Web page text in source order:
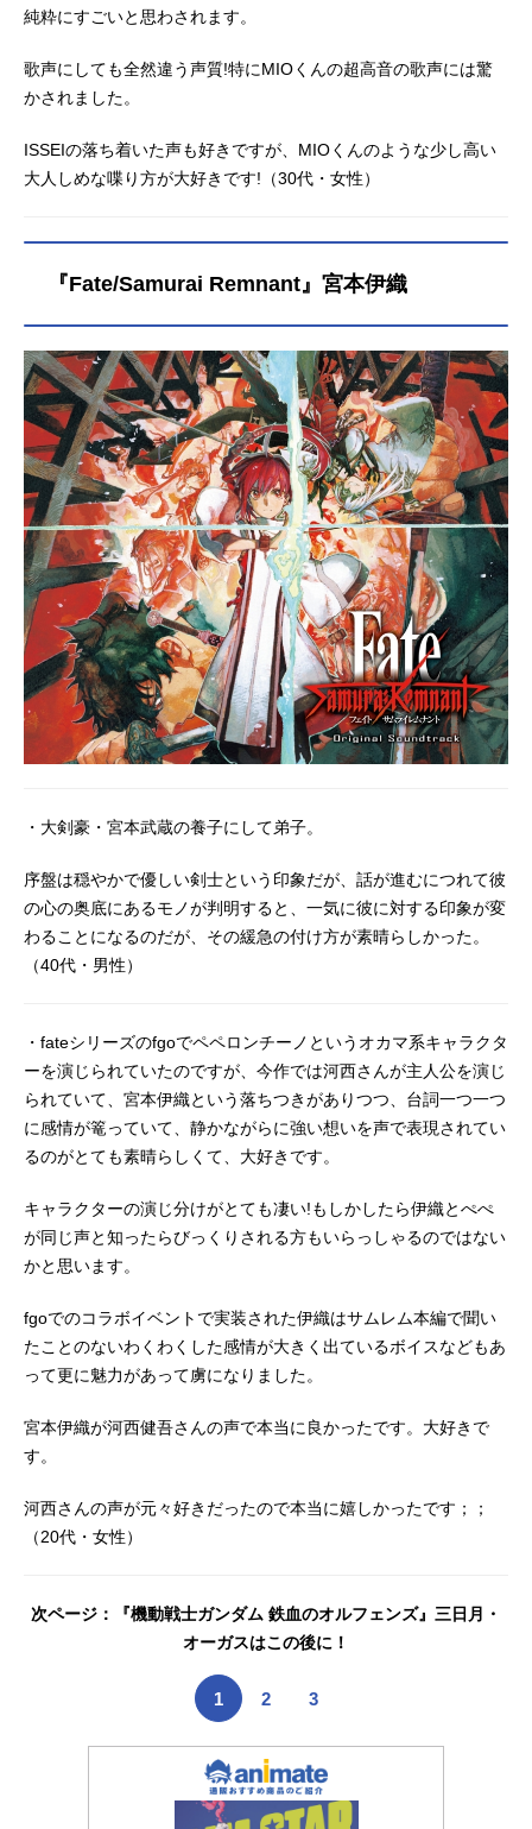
ば―――デビューへの道がひらけ
SHIMBA／MIKERA：山下大輝AKAS
NET：石橋陽彩CATE／HIROMI：木
村良平TAIYO／SUBARU：土田玲央I
UGURI／FUTABA：村瀬歩LION／KA
川大輔東雲：堀江瞬スタッフシリー
ズ構成：関根アユミキャラクターデ
ザイン：風李たゆ(C)VSAMBIVALEN
Z『VSAMBIVALENZ』公式サイト『V
SAMBIVALENZ』公式X（Twitte
r） 「VSAMBIVALENZ」のグッズを
探す
純粋にすごいと思わされます。
歌声にしても全然違う声質!特にMIOくんの超高音の歌声には驚
かされました。
ISSEIの落ち着いた声も好きですが、MIOくんのような少し高い
大人しめな喋り方が大好きです!（30代・女性）
『Fate/Samurai Remnant』宮本伊織
・大剣豪・宮本武蔵の養子にして弟子。
序盤は穏やかで優しい剣士という印象だが、話が進むにつれて彼
の心の奥底にあるモノが判明すると、一気に彼に対する印象が変
わることになるのだが、その緩急の付け方が素晴らしかった。
（40代・男性）
・fateシリーズのfgoでペペロンチーノというオカマ系キャラクタ
ーを演じられていたのですが、今作では河西さんが主人公を演じ
られていて、宮本伊織という落ちつきがありつつ、台詞一つ一つ
に感情が篭っていて、静かながらに強い想いを声で表現されてい
るのがとても素晴らしくて、大好きです。
キャラクターの演じ分けがとても凄い!もしかしたら伊織とぺぺ
が同じ声と知ったらびっくりされる方もいらっしゃるのではない
かと思います。
fgoでのコラボイベントで実装された伊織はサムレム本編で聞い
たことのないわくわくした感情が大きく出ているボイスなどもあ
って更に魅力があって虜になりました。
宮本伊織が河西健吾さんの声で本当に良かったです。大好きで
す。
河西さんの声が元々好きだったので本当に嬉しかったです；；
（20代・女性）
次ページ：『機動戦士ガンダム 鉄血のオルフェンズ』三日月・
オーガスはこの後に！
1 2 3